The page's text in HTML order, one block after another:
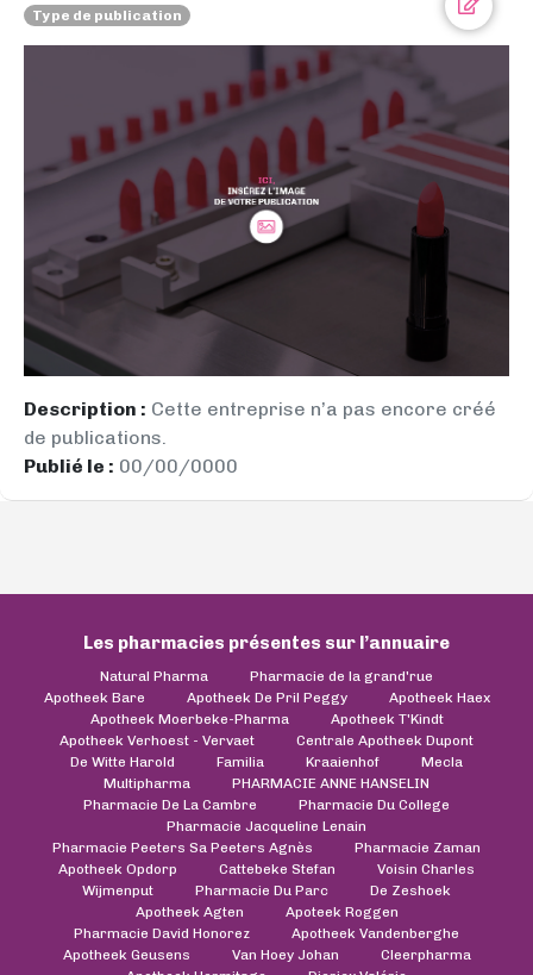
Type de publication
Description : Cette entreprise n’a pas encore créé
de publications.
Publié le : 00/00/0000
Les pharmacies présentes sur l’annuaire
Natural Pharma
Pharmacie de la grand'rue
Apotheek Bare
Apotheek De Pril Peggy
Apotheek Haex
Apotheek Moerbeke-Pharma
Apotheek T'Kindt
Apotheek Verhoest - Vervaet
Centrale Apotheek Dupont
De Witte Harold
Familia Kraaienhof
Mecla
Multipharma
PHARMACIE ANNE HANSELIN
Pharmacie De La Cambre
Pharmacie Du College
Pharmacie Jacqueline Lenain
Pharmacie Peeters Sa Peeters Agnès
Pharmacie Zaman
Apotheek Opdorp
Cattebeke Stefan
Voisin Charles
Wijmenput
Pharmacie Du Parc
De Zeshoek
Apotheek Agten
Apoteek Roggen
Pharmacie David Honorez
Apotheek Vandenberghe
Apotheek Geusens
Van Hoey Johan
Cleerpharma